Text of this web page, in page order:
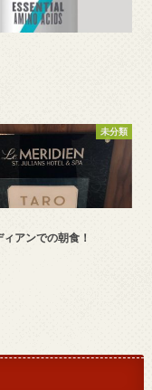
未分類
アンでの朝食！